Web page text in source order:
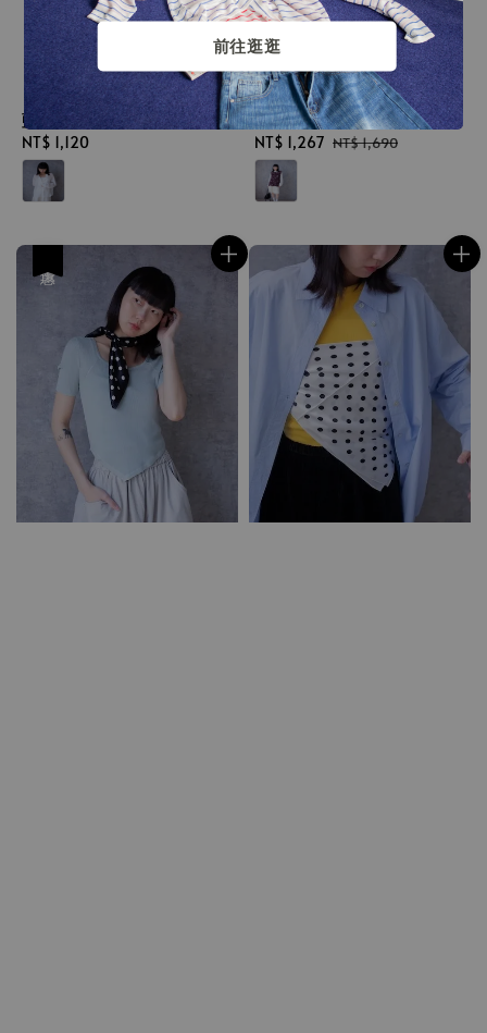
前往逛逛
自然肌理輕薄棉襯衫（F）
藍/白
Regular
price
NT$ 1,120
🇯🇵日本馬海毛紗線網織
背心（F）棕/灰
Sale
price
NT$ 1,267 Regular
NT$ 1,690